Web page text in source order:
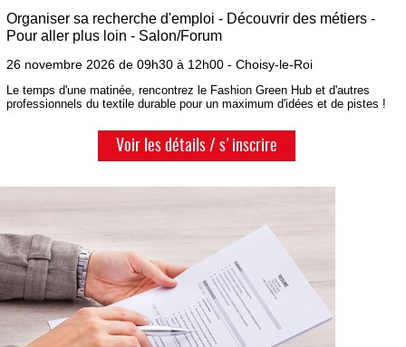
Organiser sa recherche d'emploi - Découvrir des métiers -
Pour aller plus loin - Salon/Forum
26 novembre 2026 de 09h30 à 12h00 - Choisy-le-Roi
Le temps d'une matinée, rencontrez le Fashion Green Hub et d'autres
professionnels du textile durable pour un maximum d'idées et de pistes !
Voir les détails / s'inscrire